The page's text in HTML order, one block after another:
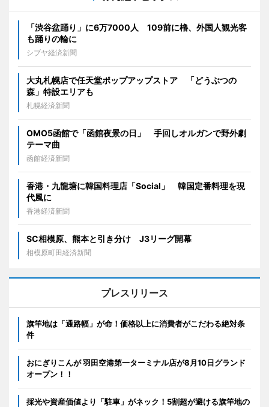
「渋谷盆踊り」に6万7000人 109前に櫓、外国人観光客
も踊りの輪に
シブヤ経済新聞
大丸札幌店で任天堂ポップアップストア 「どうぶつの
森」特設エリアも
札幌経済新聞
OMO5函館で「函館夜景の日」 手回しオルガンで野外劇
テーマ曲
函館経済新聞
香港・九龍塘に韓国料理店「Social」 韓国定番料理を現
代風に
香港経済新聞
SC相模原、熊本と引き分け J3リーグ開幕
相模原町田経済新聞
プレスリリース
旗竿地は「通路幅」が命！価格以上に消費者がこだわる絶対条
件
おにぎりこんが 羽田空港第一ターミナル店が8月10日グランド
オープン！！
採光や資産価値より「駐車」がネック！5割超が避ける旗竿地の